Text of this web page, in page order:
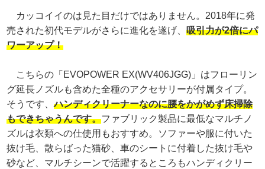
カッコイイのは見た目だけではありません。2018年に発
売された初代モデルがさらに進化を遂げ、吸引力が2倍にパ
ワーアップ！
こちらの「EVOPOWER EX(WV406JGG)」はフローリン
グ延長ノズルも含めた全種のアクセサリーが付属タイプ。
そうです、ハンディクリーナーなのに腰をかがめず床掃除
もできちゃうんです。ファブリック製品に最低なマルチノ
ズルは衣類への仕使用もおすすめ。ソファーや服に付いた
抜け毛、散らばった猫砂、車のシートに付着した抜け毛や
砂など、マルチシーンで活躍するところもハンディクリー